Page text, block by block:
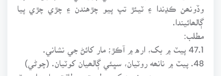
وڏونھن ڪڍندا ۽ ٽيئڙ تپ پيو چڙهندن ۽ چڙي چڙي پيا
ڳالھائيندا.
مطلب:
47.1 پيٽ ۾ بک، اره ۾ آڪڙ؛ مار کائڻ جي نشاني.
جسم جي سمورن عضون کي رطوبت ۽ طاقت جا جزا، پيٽ